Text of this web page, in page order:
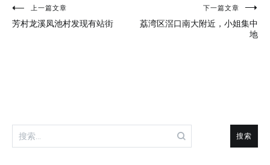
文
章
上一篇文章
芳村龙溪凤池村发现有站街
下一篇文章
荔湾区滘口南大附近，小姐集中
地
搜
索：